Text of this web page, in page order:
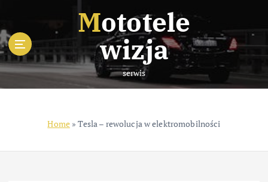
i
p
t
o
c
Mototele
wizja
serwis
Home»Tesla – rewolucja w elektromobilności